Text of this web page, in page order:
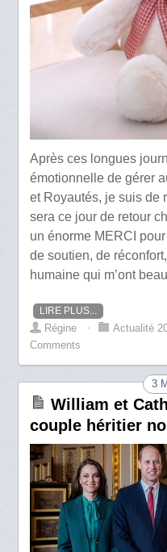
Après ces longues
émotionnelle de gérer
et Royautés, je suis de
sera ce jour de retour
un énorme MERCI
de soutien, de
humaine qui m’ont
LIRE PLUS...
Régine ⋅ Actualité
Comments
3
William et
couple héritier